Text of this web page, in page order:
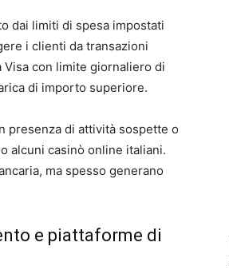
dai limiti di spesa impostati
i clienti da transazioni
con limite giornaliero di
di importo superiore.
presenza di attività sospette o
alcuni casinò online italiani.
ma spesso generano
e piattaforme di